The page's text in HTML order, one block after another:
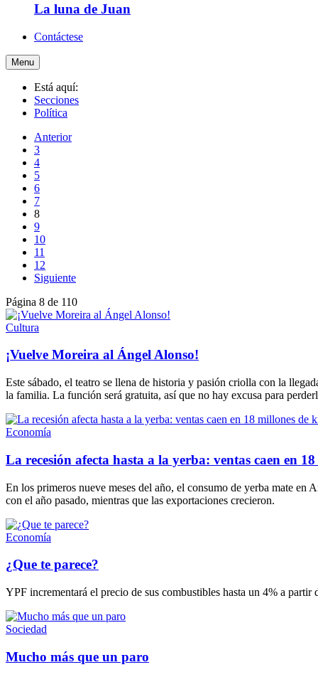
La luna de Juan
Contáctese
Menu
Está aquí:
Secciones
Política
Anterior
3
4
5
6
7
8
9
10
11
12
Siguiente
Página 8 de 110
Cultura
¡Vuelve Moreira al Ángel Alonso!
Este sábado, el teatro se llena de historia y pasión criolla con la
la familia. La función será gratuita, así que no hay excusa para
Economía
La recesión afecta hasta a la yerba: ventas caen en
En los primeros nueve meses del año, el consumo de yerba mate
con el año pasado, mientras que las exportaciones crecieron.
Economía
¿Que te parece?
YPF incrementará el precio de sus combustibles hasta un 4% a partir
Sociedad
Mucho más que un paro